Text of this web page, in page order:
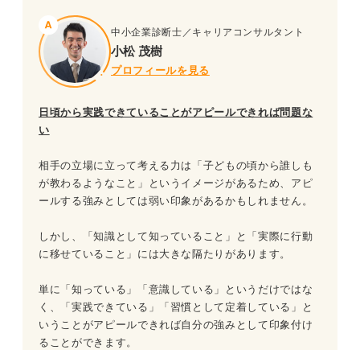
中小企業診断士／キャリアコンサルタント
小松 茂樹
プロフィールを見る
日頃から実践できていることがアピールできれば問題な
い
相手の立場に立って考える力は「子どもの頃から誰しも
が教わるようなこと」というイメージがあるため、アピ
ールする強みとしては弱い印象があるかもしれません。
しかし、「知識として知っていること」と「実際に行動
に移せていること」には大きな隔たりがあります。
単に「知っている」「意識している」というだけではな
く、「実践できている」「習慣として定着している」と
いうことがアピールできれば自分の強みとして印象付け
ることができます。